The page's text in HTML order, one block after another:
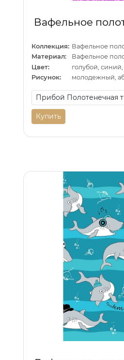
Вафельное
Коллекция: Вафельное
Материал:
Вафельное
Цвет:
голубой,
Рисунок:
молодежный,
Купить